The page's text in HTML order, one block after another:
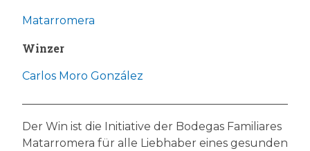
Matarromera
Winzer
Carlos Moro González
Der Win ist die Initiative der Bodegas Familiares
Matarromera für alle Liebhaber eines gesunden